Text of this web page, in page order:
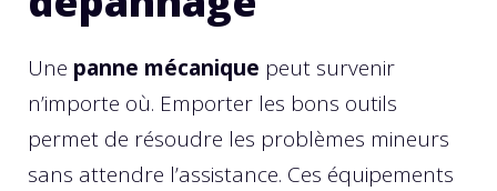
Une panne mécanique peut survenir
n’importe où. Emporter les bons outils
permet de résoudre les problèmes mineurs
sans attendre l’assistance. Ces équipements